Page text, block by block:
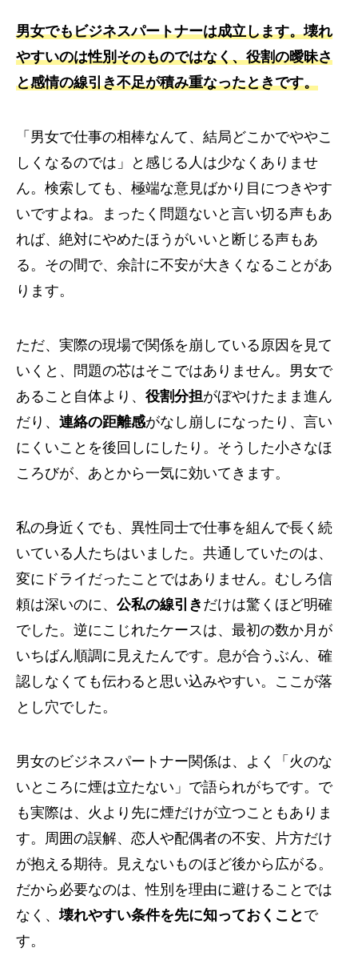
男女でもビジネスパートナーは成立します。壊れ
やすいのは性別そのものではなく、役割の曖昧さ
と感情の線引き不足が積み重なったときです。
「男女で仕事の相棒なんて、結局どこかでややこ
しくなるのでは」と感じる人は少なくありませ
ん。検索しても、極端な意見ばかり目につきやす
いですよね。まったく問題ないと言い切る声もあ
れば、絶対にやめたほうがいいと断じる声もあ
る。その間で、余計に不安が大きくなることがあ
ります。
ただ、実際の現場で関係を崩している原因を見て
いくと、問題の芯はそこではありません。男女で
あること自体より、 役割分担がぼやけたまま進ん
だり、 連絡の距離感がなし崩しになったり、言い
にくいことを後回しにしたり。そうした小さなほ
ころびが、あとから一気に効いてきます。
私の身近くでも、異性同士で仕事を組んで長く続
いている人たちはいました。共通していたのは、
変にドライだったことではありません。むしろ信
頼は深いのに、 公私の線引き だけは驚くほど明確
でした。逆にこじれたケースは、最初の数か月が
いちばん順調に見えたんです。息が合うぶん、確
認しなくても伝わると思い込みやすい。ここが落
とし穴でした。
男女のビジネスパートナー関係は、よく「火のな
いところに煙は立たない」で語られがちです。で
も実際は、火より先に煙だけが立つこともありま
す。周囲の誤解、恋人や配偶者の不安、片方だけ
が抱える期待。見えないものほど後から広がる。
だから必要なのは、性別を理由に避けることでは
なく、壊れやすい条件を先に知っておくこと で
す。